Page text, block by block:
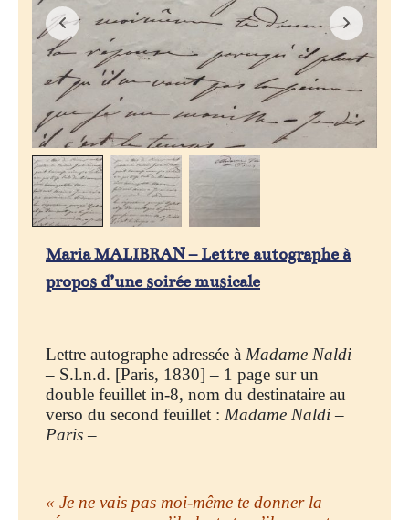
Maria MALIBRAN – Lettre autographe à
propos d’une soirée musicale
Lettre autographe adressée à Madame Naldi
– S.l.n.d. [Paris, 1830] – 1 page sur un
double feuillet in-8, nom du destinataire au
verso du second feuillet : Madame Naldi –
Paris –
« Je ne vais pas moi-même te donner la